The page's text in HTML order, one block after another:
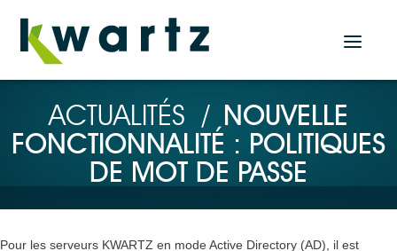
Accueil
Nos produits
ACTUALITÉS /
NOUVELLE
FONCTIONNALITÉ : POLITIQUES
DE MOT DE PASSE
Pour les serveurs KWARTZ en mode Active Directory (AD), il est